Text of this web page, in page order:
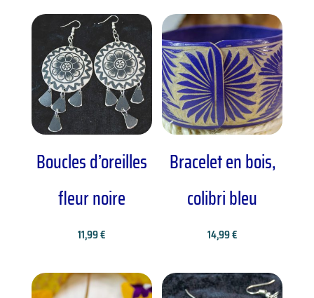
Boucles d’oreilles
fleur noire
11,99€
Bracelet en bois,
colibri bleu
14,99€